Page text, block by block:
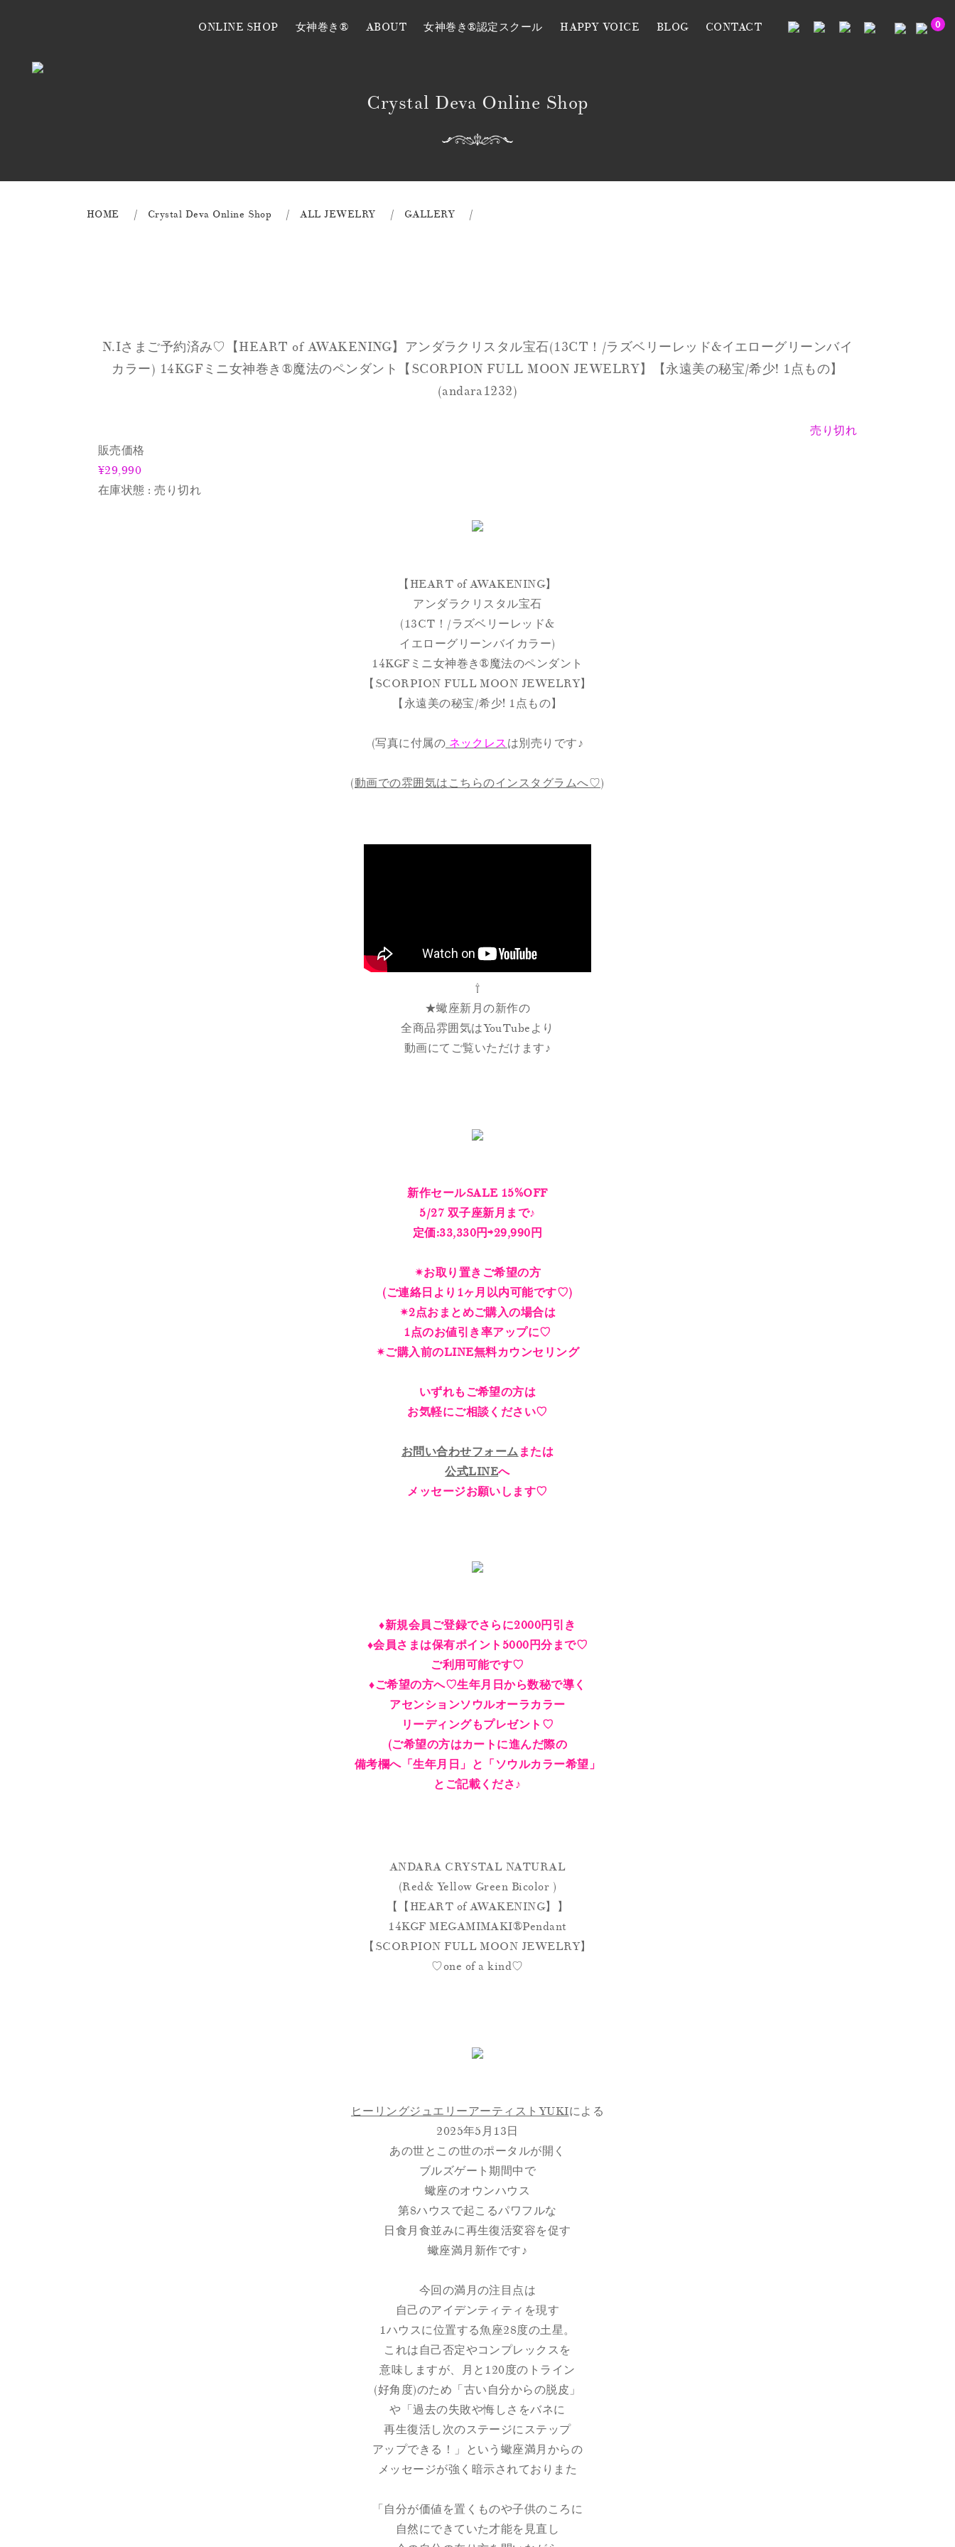
ONLINE SHOP 女神巻き® ABOUT 女神巻き®認定スクール HAPPY VOICE BLOG CONTACT 0
Crystal Deva Online Shop
HOME Crystal Deva Online Shop ALL JEWELRY GALLERY
N.Iさまご予約済み♡【HEART of AWAKENING】アンダラクリスタル宝石(13CT！/ラズベリーレッド&イエローグリーンバイ
カラー) 14KGFミニ女神巻き®︎魔法のペンダント【SCORPION FULL MOON JEWELRY】【永遠美の秘宝/希少! 1点もの】
(andara1232)
売り切れ
販売価格
¥29,990
在庫状態 : 売り切れ
【HEART of AWAKENING】
アンダラクリスタル宝石
(13CT！/ラズベリーレッド&
イエローグリーンバイカラー)
14KGFミニ女神巻き®︎魔法のペンダント
【SCORPION FULL MOON JEWELRY】
【永遠美の秘宝/希少! 1点もの】
(写真に付属の ネックレス は別売りです♪
(動画での雰囲気はこちらのインスタグラムへ♡)
⇧
★蠍座新月の新作の
全商品雰囲気はYouTubeより
動画にてご覧いただけます♪
新作セールSALE 15%OFF
5/27 双子座新月まで♪
定価:33,330円⇨29,990円
✴︎お取り置きご希望の方
(ご連絡日より1ヶ月以内可能です♡)
✴︎2点おまとめご購入の場合は
1点のお値引き率アップに♡
✴︎ご購入前のLINE無料カウンセリング
いずれもご希望の方は
お気軽にご相談ください♡
お問い合わせフォーム または
公式LINEへ
メッセージお願いします♡
♦︎新規会員ご登録でさらに2000円引き
♦︎会員さまは保有ポイント5000円分まで♡
ご利用可能です♡
♦︎ご希望の方へ♡生年月日から数秘で導く
アセンションソウルオーラカラー
リーディングもプレゼント♡
(ご希望の方はカートに進んだ際の
備考欄へ「生年月日」と「ソウルカラー希望」
とご記載くださ♪
ANDARA CRYSTAL NATURAL
(Red& Yellow Green Bicolor )
【【HEART of AWAKENING】】
14KGF MEGAMIMAKI®︎Pendant
【SCORPION FULL MOON JEWELRY】
♡one of a kind♡
ヒーリングジュエリーアーティストYUKIによる
2025年5月13日
あの世とこの世のポータルが開く
ブルズゲート期間中で
蠍座のオウンハウス
第8ハウスで起こるパワフルな
日食月食並みに再生復活変容を促す
蠍座満月新作です♪
今回の満月の注目点は
自己のアイデンティティを現す
1ハウスに位置する魚座28度の土星。
これは自己否定やコンプレックスを
意味しますが、月と120度のトライン
(好角度)のため「古い自分からの脱皮」
や「過去の失敗や悔しさをバネに
再生復活し次のステージにステップ
アップできる！」という蠍座満月からの
メッセージが強く暗示されておりまた
「自分が価値を置くものや子供のころに
自然にできていた才能を見直し